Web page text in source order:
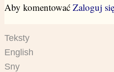
Aby komentować Zaloguj się
Teksty
English
Sny